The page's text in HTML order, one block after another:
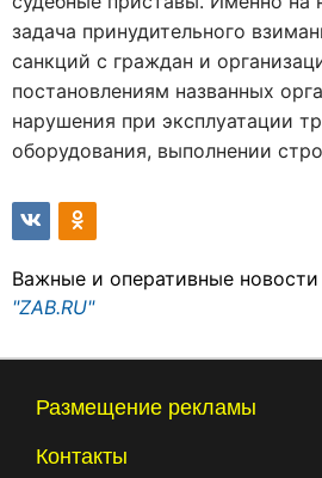
задача принудительного
санкций с граждан и
постановлениям названных
нарушения при эксплуатации
оборудования, выполнении
Важные и оперативные
"ZAB.RU"
Размещение рекламы
Контакты